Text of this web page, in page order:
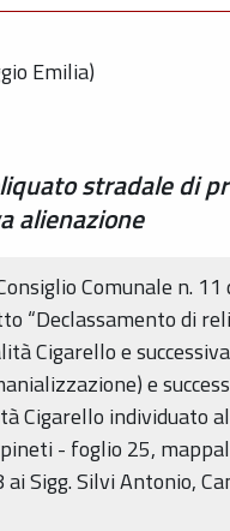
Emilia)
stradale di
alienazione
Comunale n.
“Declassamento di
Cigarello e
e
Cigarello individuato
- foglio 25,
Sigg. Silvi Antonio,